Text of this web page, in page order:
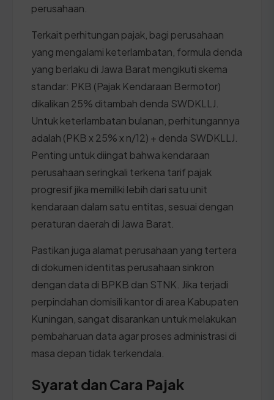
perusahaan.
Terkait perhitungan pajak, bagi perusahaan
yang mengalami keterlambatan, formula denda
yang berlaku di Jawa Barat mengikuti skema
standar: PKB (Pajak Kendaraan Bermotor)
dikalikan 25% ditambah denda SWDKLLJ.
Untuk keterlambatan bulanan, perhitungannya
adalah (PKB x 25% x n/12) + denda SWDKLLJ.
Penting untuk diingat bahwa kendaraan
perusahaan seringkali terkena tarif pajak
progresif jika memiliki lebih dari satu unit
kendaraan dalam satu entitas, sesuai dengan
peraturan daerah di Jawa Barat.
Pastikan juga alamat perusahaan yang tertera
di dokumen identitas perusahaan sinkron
dengan data di BPKB dan STNK. Jika terjadi
perpindahan domisili kantor di area Kabupaten
Kuningan, sangat disarankan untuk melakukan
pembaharuan data agar proses administrasi di
masa depan tidak terkendala.
Syarat dan Cara Pajak